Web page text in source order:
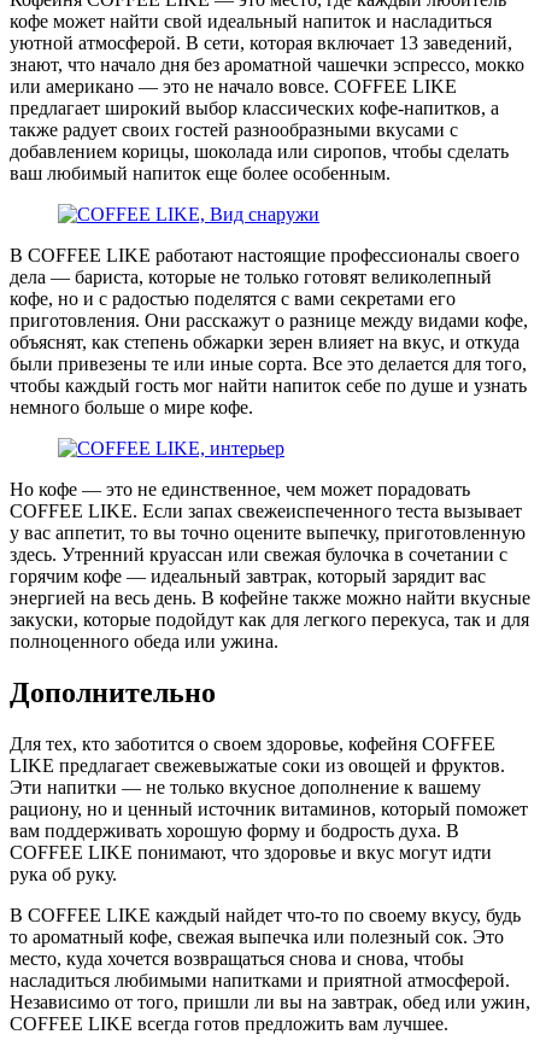
кофе может найти свой идеальный напиток и насладиться
уютной атмосферой. В сети, которая включает 13 заведений,
знают, что начало дня без ароматной чашечки эспрессо, мокко
или американо — это не начало вовсе. COFFEE LIKE
предлагает широкий выбор классических кофе-напитков, а
также радует своих гостей разнообразными вкусами с
добавлением корицы, шоколада или сиропов, чтобы сделать
ваш любимый напиток еще более особенным.
В COFFEE LIKE работают настоящие профессионалы своего
дела — бариста, которые не только готовят великолепный
кофе, но и с радостью поделятся с вами секретами его
приготовления. Они расскажут о разнице между видами кофе,
объяснят, как степень обжарки зерен влияет на вкус, и откуда
были привезены те или иные сорта. Все это делается для того,
чтобы каждый гость мог найти напиток себе по душе и узнать
немного больше о мире кофе.
Но кофе — это не единственное, чем может порадовать
COFFEE LIKE. Если запах свежеиспеченного теста вызывает
у вас аппетит, то вы точно оцените выпечку, приготовленную
здесь. Утренний круассан или свежая булочка в сочетании с
горячим кофе — идеальный завтрак, который зарядит вас
энергией на весь день. В кофейне также можно найти вкусные
закуски, которые подойдут как для легкого перекуса, так и для
полноценного обеда или ужина.
Дополнительно
Для тех, кто заботится о своем здоровье, кофейня COFFEE
LIKE предлагает свежевыжатые соки из овощей и фруктов.
Эти напитки — не только вкусное дополнение к вашему
рациону, но и ценный источник витаминов, который поможет
вам поддерживать хорошую форму и бодрость духа. В
COFFEE LIKE понимают, что здоровье и вкус могут идти
рука об руку.
В COFFEE LIKE каждый найдет что-то по своему вкусу, будь
то ароматный кофе, свежая выпечка или полезный сок. Это
место, куда хочется возвращаться снова и снова, чтобы
насладиться любимыми напитками и приятной атмосферой.
Независимо от того, пришли ли вы на завтрак, обед или ужин,
COFFEE LIKE всегда готов предложить вам лучшее.